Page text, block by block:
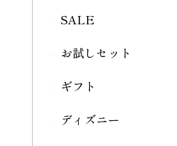
SALE
お試しセット
ギフト
ディズニー